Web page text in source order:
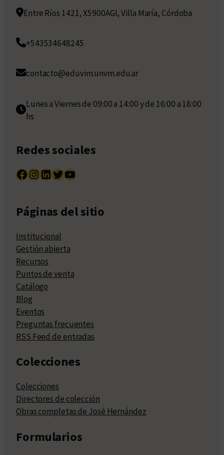
Entre Ríos 1421, X5900AGI, Villa María, Córdoba
+543534648245
contacto@eduvim.unvm.edu.ar
Lunes a Viernes de 09:00 a 14:00 y de 16:00 a 18:00
hs
Redes sociales
Facebook InstagramLinkedIn Twitter YouTube
Páginas del sitio
Institucional
Gestión abierta
Recursos
Puntos de venta
Catálogo
Blog
Eventos
Preguntas frecuentes
RSS Feed de entradas
Colecciones
Colecciones
Directores de colección
Obras completas de José Hernández
Formularios